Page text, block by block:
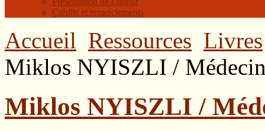
Crédits et remerciements
Accueil Ressources Livres
Miklos NYISZLI /
Miklos NYISZLI /